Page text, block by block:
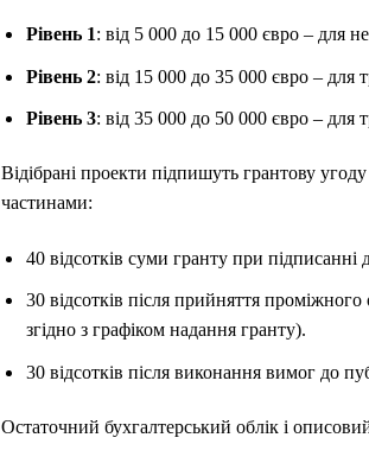
Рівень 1: від 5 000 до 15 000 євро – для
Рівень 2: від 15 000 до 35 000 євро – для
Рівень 3: від 35 000 до 50 000 євро – для
Відібрані проекти підпишуть грантову
частинами:
40 відсотків суми гранту при
30 відсотків після прийняття
згідно з графіком надання гранту).
30 відсотків після виконання вимог до
Остаточний бухгалтерський облік і